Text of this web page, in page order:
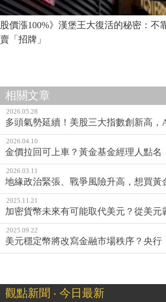
股價漲100%》漢堡王大復活的秘密：不
賣「招牌」
相關文章
2026.05.28
多頭氣勢延續！美股三大指數創新高，
2026.04.10
金價拉回可上車？黃金基金經理人點
2026.03.11
地緣政治緊張、戰爭風險升高，想買
2025.11.21
加密貨幣未來有可能取代美元？從美元
2025.09.22
美元穩定幣將改寫金融市場秩序？央
觀點新聞 ‧ 今日最新